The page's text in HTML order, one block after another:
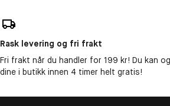
Rask levering og fri frakt
Fri frakt når du handler for 199 kr! Du kan
dine i butikk innen 4 timer helt gratis!